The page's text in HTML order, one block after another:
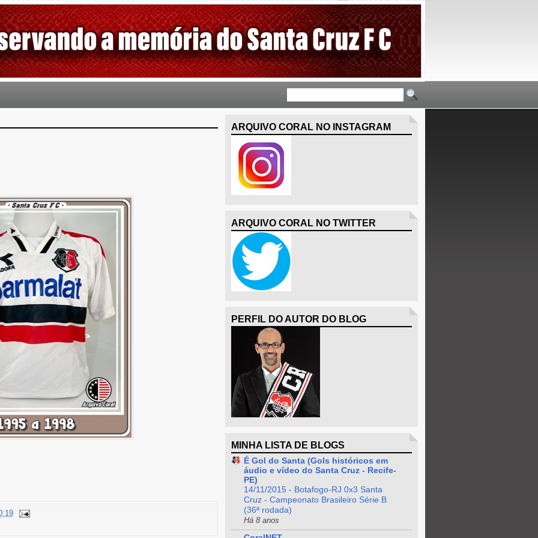
ARQUIVO CORAL NO INSTAGRAM
ARQUIVO CORAL NO TWITTER
PERFIL DO AUTOR DO BLOG
MINHA LISTA DE BLOGS
É Gol do Santa (Gols históricos em
áudio e vídeo do Santa Cruz - Recife-
PE)
14/11/2015 - Botafogo-RJ 0x3 Santa
Cruz - Campeonato Brasileiro Série B
(36ª rodada)
Há 8 anos